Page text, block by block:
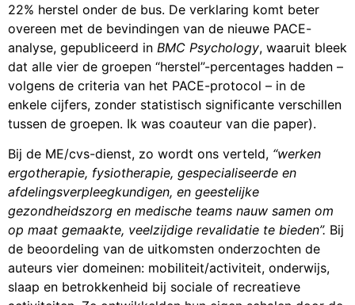
22% herstel onder de bus. De verklaring komt beter
overeen met de bevindingen van de nieuwe PACE-
analyse, gepubliceerd in BMC Psychology, waaruit bleek
dat alle vier de groepen “herstel”-percentages hadden –
volgens de criteria van het PACE-protocol – in de
enkele cijfers, zonder statistisch significante verschillen
tussen de groepen. Ik was coauteur van die paper).
Bij de ME/cvs-dienst, zo wordt ons verteld, “werken
ergotherapie, fysiotherapie, gespecialiseerde en
afdelingsverpleegkundigen, en geestelijke
gezondheidszorg en medische teams nauw samen om
op maat gemaakte, veelzijdige revalidatie te bieden”. Bij
de beoordeling van de uitkomsten onderzochten de
auteurs vier domeinen: mobiliteit/activiteit, onderwijs,
slaap en betrokkenheid bij sociale of recreatieve